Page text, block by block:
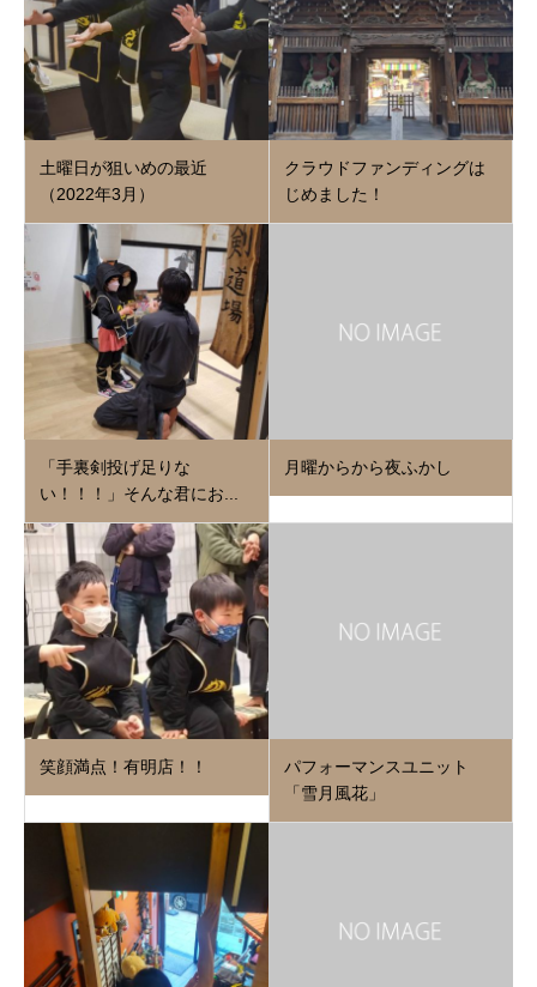
土曜日が狙いめの最近
（2022年3月）
クラウドファンディングは
じめました！
「手裏剣投げ足りな
い！！！」そんな君にお...
月曜からから夜ふかし
笑顔満点！有明店！！
パフォーマンスユニット
「雪月風花」